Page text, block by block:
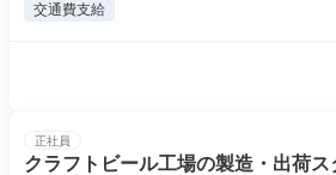
交通費支給
正社員
クラフトビール工場の製造・出荷ス